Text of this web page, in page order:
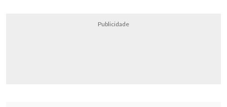
Publicidade